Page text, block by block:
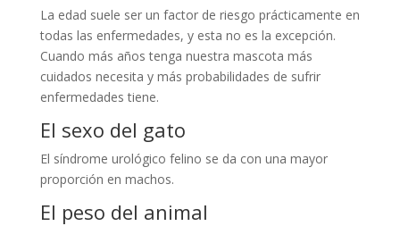
La edad suele ser un factor de riesgo prácticamente en
todas las enfermedades, y esta no es la excepción.
Cuando más años tenga nuestra mascota más
cuidados necesita y más probabilidades de sufrir
enfermedades tiene.
El sexo del gato
El síndrome urológico felino se da con una mayor
proporción en machos.
El peso del animal